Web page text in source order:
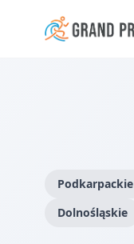
Podkarpackie
Dolnośląskie